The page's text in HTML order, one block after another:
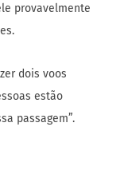
provavelmente
dois voos
estão
passagem”.